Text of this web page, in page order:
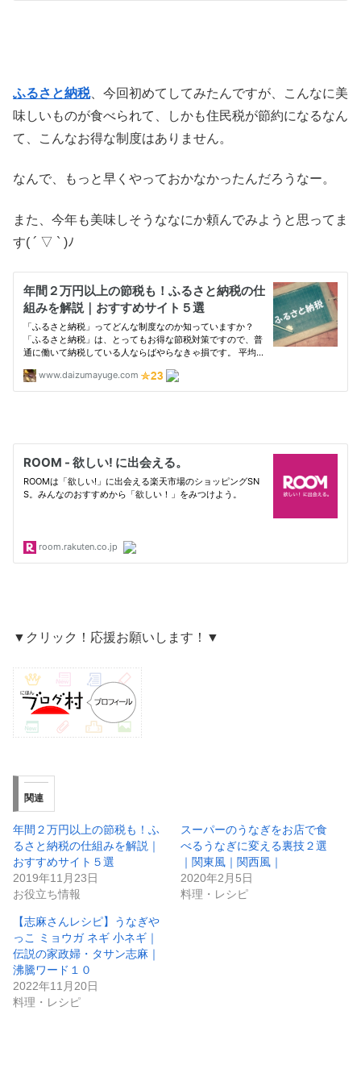
ふるさと納税、今回初めてしてみたんですが、こんなに美
味しいものが食べられて、しかも住民税が節約になるなん
て、こんなお得な制度はありません。
なんで、もっと早くやっておかなかったんだろうなー。
また、今年も美味しそうななにか頼んでみようと思ってま
す( ´ ▽ ` )ﾉ
▼クリック！応援お願いします！▼
関連
年間２万円以上の節税も！ふ
るさと納税の仕組みを解説｜
おすすめサイト５選
2019年11月23日
お役立ち情報
スーパーのうなぎをお店で食
べるうなぎに変える裏技２選
｜関東風｜関西風｜
2020年2月5日
料理・レシピ
【志麻さんレシピ】うなぎや
っこ ミョウガ ネギ 小ネギ｜
伝説の家政婦・タサン志麻｜
沸騰ワード１０
2022年11月20日
料理・レシピ